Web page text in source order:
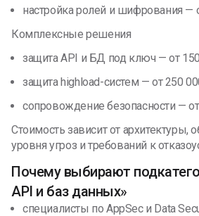
настройка ролей и шифрования —
Комплексные решения
защита API и БД под ключ — от
защита highload-систем — от 250
сопровождение безопасности —
Стоимость зависит от архитектуры,
уровня угроз и требований к
Почему выбирают
API и баз данных»
специалисты по AppSec и Data